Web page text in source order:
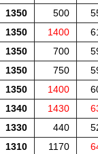
1350 500
1350 1400
1350 700
1350 750
1350 1400
1340 1430
1330 440
1310 1170